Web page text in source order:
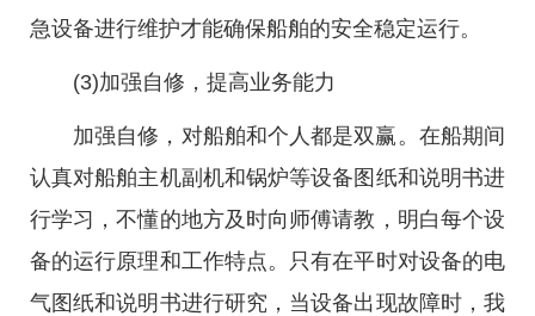
急设备进行维护才能确保船舶的安全稳定运行。
(3)加强自修，提高业务能力
加强自修，对船舶和个人都是双赢。在船期间
认真对船舶主机副机和锅炉等设备图纸和说明书进
行学习，不懂的地方及时向师傅请教，明白每个设
备的运行原理和工作特点。只有在平时对设备的电
气图纸和说明书进行研究，当设备出现故障时，我